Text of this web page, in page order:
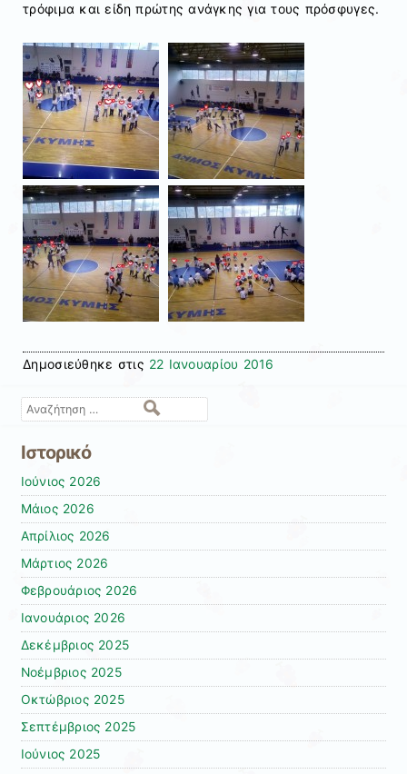
τρόφιμα και είδη πρώτης ανάγκης για τους πρόσφυγες.
Δημοσιεύθηκε στις 22 Ιανουαρίου 2016
Αναζήτηση
Ιστορικό
Ιούνιος 2026
Μάιος 2026
Απρίλιος 2026
Μάρτιος 2026
Φεβρουάριος 2026
Ιανουάριος 2026
Δεκέμβριος 2025
Νοέμβριος 2025
Οκτώβριος 2025
Σεπτέμβριος 2025
Ιούνιος 2025